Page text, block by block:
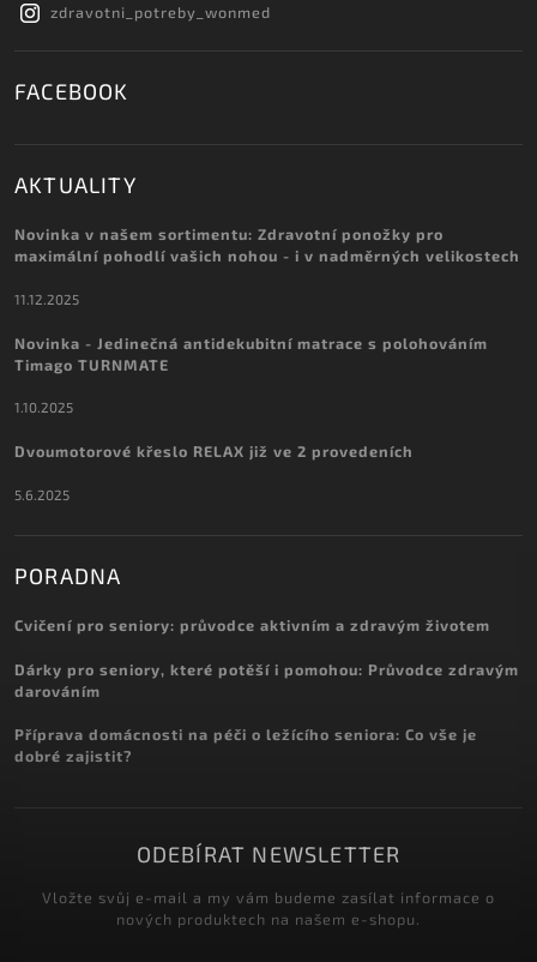
zdravotni_potreby_wonmed
FACEBOOK
AKTUALITY
Novinka v našem sortimentu: Zdravotní ponožky pro
maximální pohodlí vašich nohou - i v nadměrných velikostech
11.12.2025
Novinka - Jedinečná antidekubitní matrace s polohováním
Timago TURNMATE
1.10.2025
Dvoumotorové křeslo RELAX již ve 2 provedeních
5.6.2025
PORADNA
Cvičení pro seniory: průvodce aktivním a zdravým životem
Dárky pro seniory, které potěší i pomohou: Průvodce zdravým
darováním
Příprava domácnosti na péči o ležícího seniora: Co vše je
dobré zajistit?
ODEBÍRAT NEWSLETTER
Vložte svůj e-mail a my vám budeme zasílat informace o
nových produktech na našem e-shopu.